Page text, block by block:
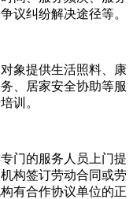
议纠纷解决途径等。
象提供生活照料、康
、居家安全协助等服
训。
门的服务人员上门提
构签订劳动合同或劳
有合作协议单位的正